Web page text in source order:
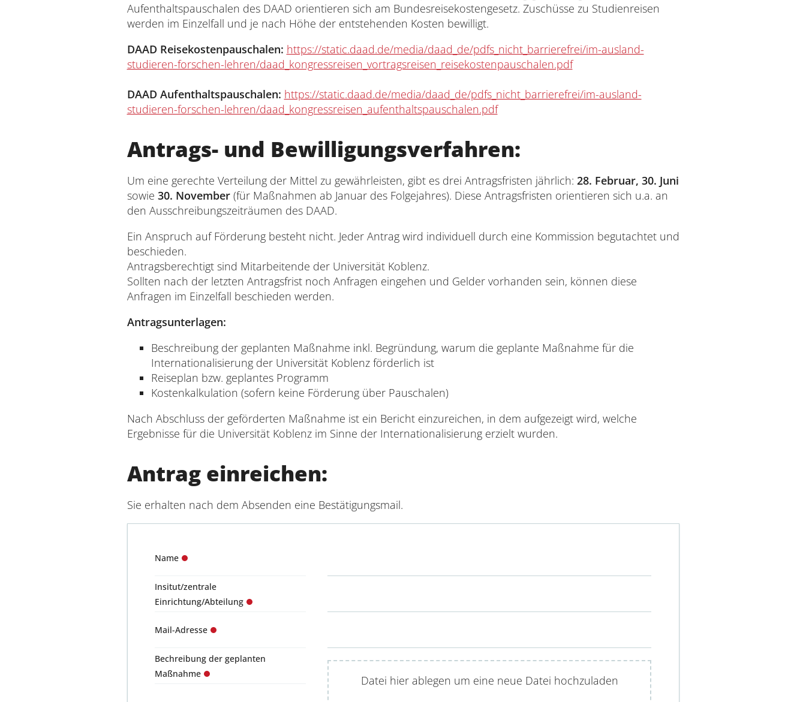
Aufenthaltspauschalen des DAAD orientieren sich am Bundesreisekostengesetz. Zuschüsse zu Studienreisen
werden im Einzelfall und je nach Höhe der entstehenden Kosten bewilligt.
DAAD Reisekostenpauschalen: https://static.daad.de/media/daad_de/pdfs_nicht_barrierefrei/im-ausland-
studieren-forschen-lehren/daad_kongressreisen_vortragsreisen_reisekostenpauschalen.pdf
DAAD Aufenthaltspauschalen: https://static.daad.de/media/daad_de/pdfs_nicht_barrierefrei/im-ausland-
studieren-forschen-lehren/daad_kongressreisen_aufenthaltspauschalen.pdf
Antrags- und Bewilligungsverfahren:
Um eine gerechte Verteilung der Mittel zu gewährleisten, gibt es drei Antragsfristen jährlich: 28. Februar, 30. Juni
sowie 30. November(für Maßnahmen ab Januar des Folgejahres). Diese Antragsfristen orientieren sich u.a. an
den Ausschreibungszeiträumen des DAAD.
Ein Anspruch auf Förderung besteht nicht. Jeder Antrag wird individuell durch eine Kommission begutachtet und
beschieden.
Antragsberechtigt sind Mitarbeitende der Universität Koblenz.
Sollten nach der letzten Antragsfrist noch Anfragen eingehen und Gelder vorhanden sein, können diese
Anfragen im Einzelfall beschieden werden.
Antragsunterlagen:
Beschreibung der geplanten Maßnahme inkl. Begründung, warum die geplante Maßnahme für die
Internationalisierung der Universität Koblenz förderlich ist
Reiseplan bzw. geplantes Programm
Kostenkalkulation (sofern keine Förderung über Pauschalen)
Nach Abschluss der geförderten Maßnahme ist ein Bericht einzureichen, in dem aufgezeigt wird, welche
Ergebnisse für die Universität Koblenz im Sinne der Internationalisierung erzielt wurden.
Antrag einreichen:
Sie erhalten nach dem Absenden eine Bestätigungsmail.
Name
Insitut/zentrale
Einrichtung/Abteilung
Mail-Adresse
Bechreibung der geplanten
Maßnahme
Datei hier ablegen um eine neue Datei hochzuladen